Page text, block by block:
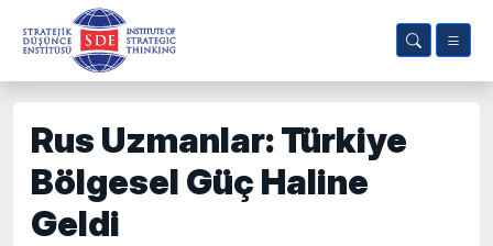
Rus Uzmanlar: Türkiye
Bölgesel Güç Haline
Geldi